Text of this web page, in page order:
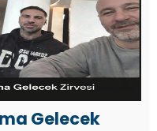
Gelecek